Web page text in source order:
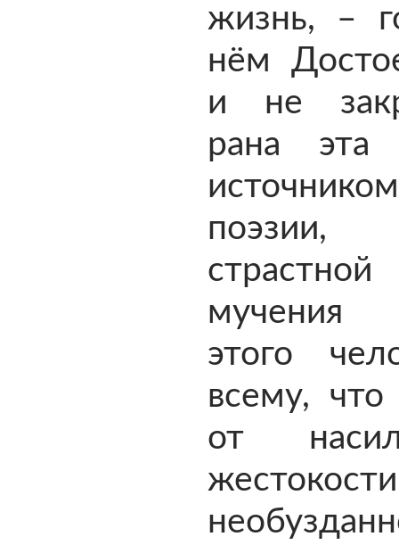
жизнь, –
нём
и не
рана
этого
всему, что
от
жестокости